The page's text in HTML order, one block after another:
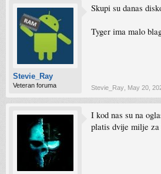
Stevie_Ray
Veteran foruma
Skupi su danas
Tyger ima malo
Stevie_Ray May 20,
I kod nas su na
platis dvije milje